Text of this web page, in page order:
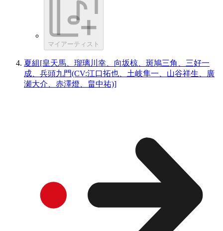
マイアーティスト
夏組[皇天馬、瑠璃川幸、向坂椋、斑鳩三角、三好一
成、兵頭九門(CV:江口拓也、土岐隼一、山谷祥生、廣
瀬大介、赤澤燈、畠中祐)]